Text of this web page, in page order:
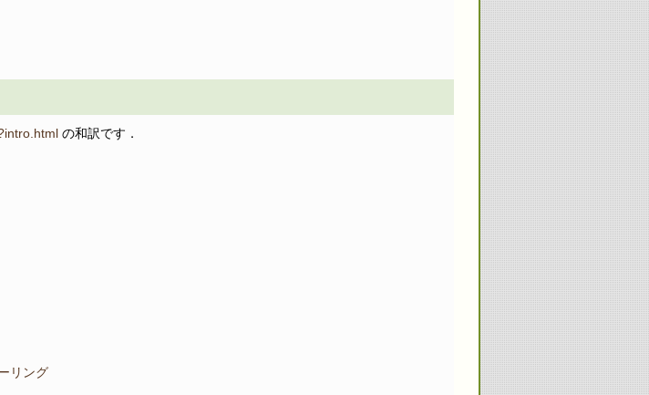
の和訳です．
リング